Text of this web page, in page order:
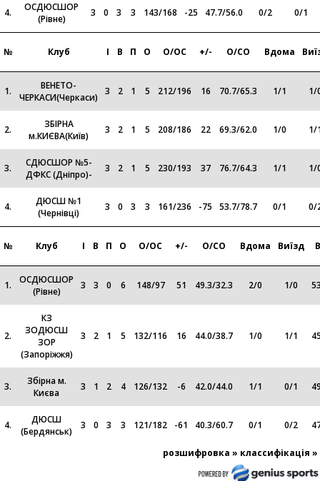
4.
ОСДЮСШОР
(Рівне)
3 0 3 3 143/168 -25 47.7/56.0 0/2 0/1
№ Клуб І В П О О/ОС +/- О/СО Вдома
1.
ВЕНЕТО-
ЧЕРКАСИ(Черкаси)
3 2 1 5 212/196 16 70.7/65.3 1/1 1/
2.
ЗБІРНА
м.КИЄВА(Київ)
3 2 1 5 208/186 22 69.3/62.0 1/0 1/
3.
СДЮСШОР №5-
ДФКС (Дніпро)-
3 2 1 5 230/193 37 76.7/64.3 1/1 1/
4.
ДЮСШ №1
(Чернівці)
3 0 3 3 161/236 -75 53.7/78.7 0/1 0/
№ Клуб І В П О О/ОС +/- О/СО Вдома Виїзд
1.
ОСДЮСШОР
(Рівне)
3 3 0 6 148/97 51 49.3/32.3 2/0 1/0
2.
КЗ
ЗОДЮСШ
ЗОР
(Запоріжжя)
3 2 1 5 132/116 16 44.0/38.7 1/0 1/1
3.
Збірна м.
Києва
3 1 2 4 126/132 -6 42.0/44.0 1/1 0/1
4.
ДЮСШ
(Бердянськ)
3 0 3 3 121/182 -61 40.3/60.7 0/1 0/2
розшифровка » классифікація »